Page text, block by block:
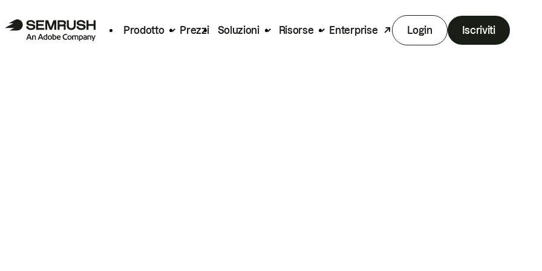
Prodotto Prezzi Soluzioni Risorse Enterprise Login Iscriviti